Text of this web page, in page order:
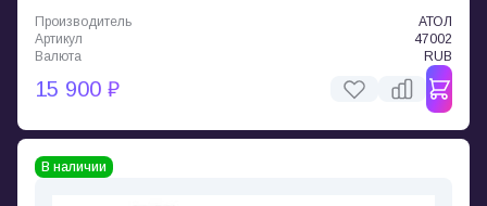
Производитель
АТОЛ
Артикул
47002
Валюта
RUB
15 900 ₽
В наличии